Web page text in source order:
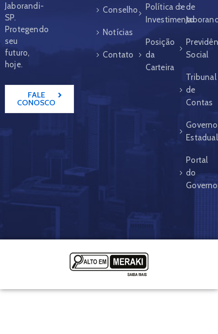
Jaborandi-
SP.
Protegendo
seu
futuro,
hoje.
FALE
CONOSCO
Conselho
Notícias
Contato
Política de
Investimento
Posição
da
Carteira
de
Social
Tribunal
de
Contas
Governo
Estadual
Portal
do
Governo